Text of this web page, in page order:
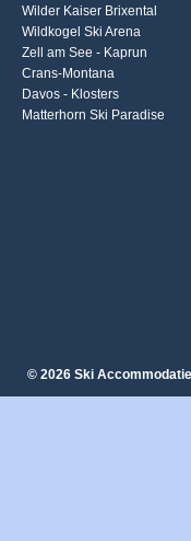
Wilder Kaiser Brixental
Wildkogel Ski Arena
Zell am See - Kaprun
Crans-Montana
Davos - Klosters
Matterhorn Ski Paradise
© 2026 Ski